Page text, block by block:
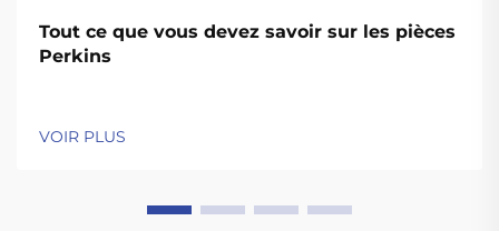
Tout ce que vous devez savoir sur les pièces
Perkins
VOIR PLUS